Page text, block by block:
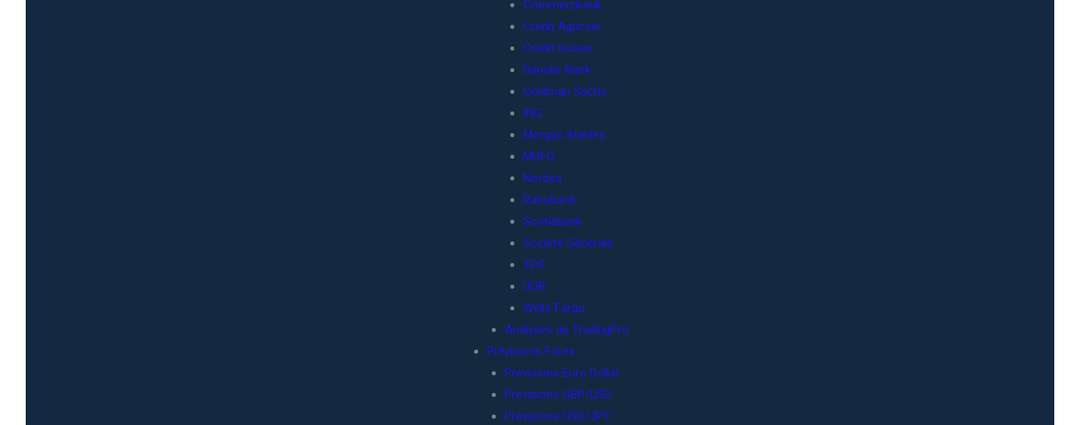
Commerzbank
Crédit Agricole
Crédit Suisse
Danske Bank
Goldman Sachs
ING
Morgan Stanley
MUFG
Nordea
Rabobank
Scotiabank
Société Générale
TDS
UOB
Wells Fargo
Analyses de TradingPro
Prévisions Forex
Prévisions Euro Dollar
Prévisions GBP/USD
Prévisions USD/JPY